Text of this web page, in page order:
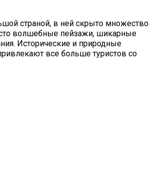
страной, в ней скрыто множество
волшебные пейзажи, шикарные
Исторические и природные
все больше туристов со